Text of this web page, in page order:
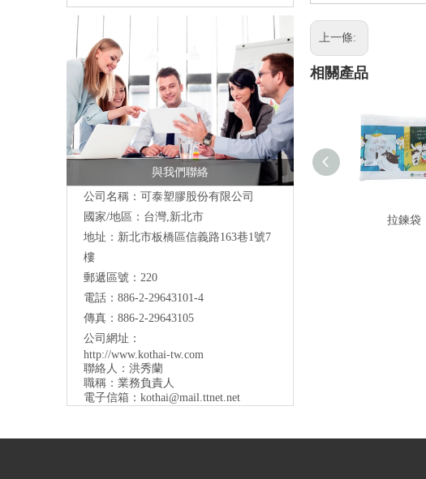
與我們聯絡
公司名稱：可泰塑膠股份有限公司
國家/地區：台灣,新北市
地址：新北市板橋區信義路163巷1號7
樓
郵遞區號：220
電話：886-2-29643101-4
傳真：886-2-29643105
公司網址：
http://www.kothai-tw.com
聯絡人：洪秀蘭
職稱：業務負責人
電子信箱： kothai@mail.ttnet.net
上一條:
相關產品
拉鍊袋